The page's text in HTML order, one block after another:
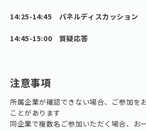
14:25-14:45 パネルディスカッション
14:45-15:00 質疑応答
注意事項
所属企業が確認できない場合、ご参加を
ことがあります
同企業で複数名ご参加いただく場合、お